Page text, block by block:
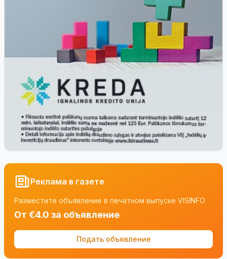
Реклама в газете
Разместите объявление в печатном выпуске VISINFO
От €4.0 за объявление
Подать объявление